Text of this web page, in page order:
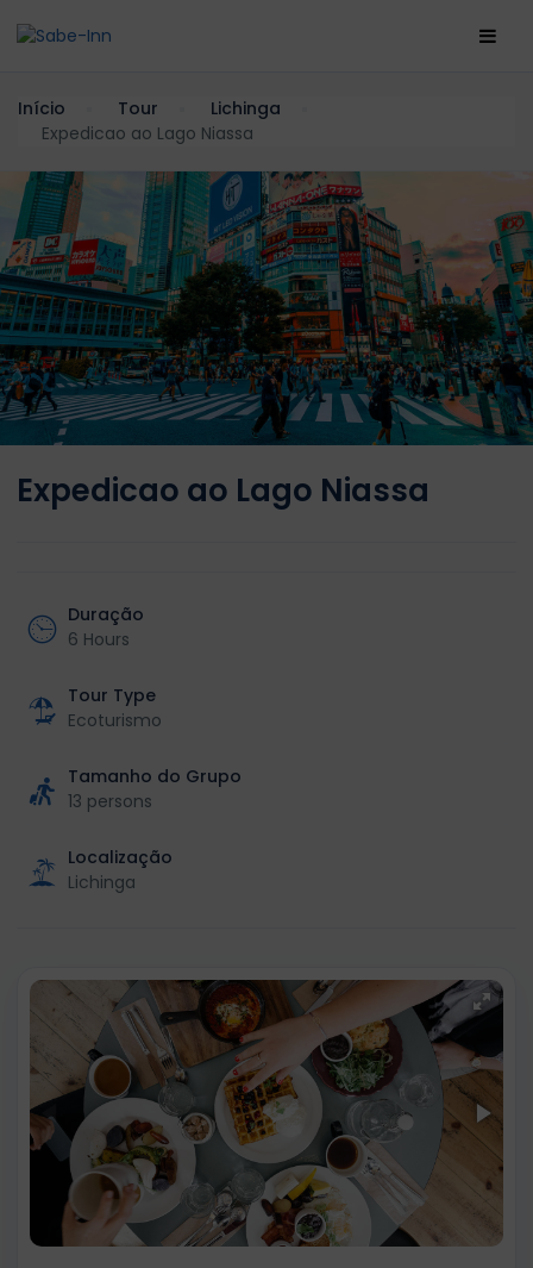
Início Tour
Lichinga
Expedicao ao Lago Niassa
Expedicao ao Lago Niassa
Duração
6 Hours
Tour Type
Ecoturismo
Tamanho do Grupo
13 persons
Localização
Lichinga